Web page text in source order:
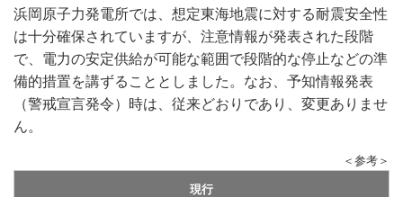
浜岡原子力発電所では、想定東海地震に対する耐震安全性
は十分確保されていますが、注意情報が発表された段階
で、電力の安定供給が可能な範囲で段階的な停止などの準
備的措置を講ずることとしました。なお、予知情報発表
（警戒宣言発令）時は、従来どおりであり、変更ありませ
ん。
＜参考＞
現行